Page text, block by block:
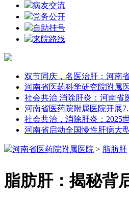
病友交流
党务公开
自助挂号
来院路线
双节同庆，名医治肝：河南
河南省医药科学研究院附属
社会共治 消除肝炎：河南省
河南省医药院附属医院开展
社会共治，消除肝炎：2025
河南省启动全国慢性肝病大
河南省医药院附属医院 > 脂肪肝
脂肪肝：揭秘背